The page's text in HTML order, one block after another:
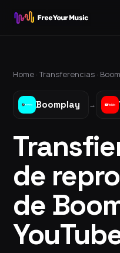
Home ·Transferencias ·
Boomplay →
de
de